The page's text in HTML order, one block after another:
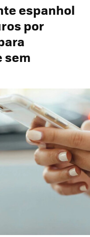
espanhol
por
sem